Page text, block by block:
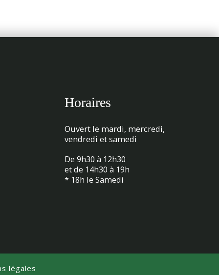
Horaires
Ouvert le mardi, mercredi,
vendredi et samedi
De 9h30 à 12h30
et de 14h30 à 19h
* 18h le Samedi
légales